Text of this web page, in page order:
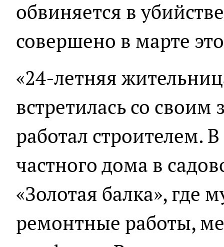
обвиняется в
совершено в марте
«24-летняя
встретилась со
работал строителем.
частного дома в
«Золотая балка», где
ремонтные работы,